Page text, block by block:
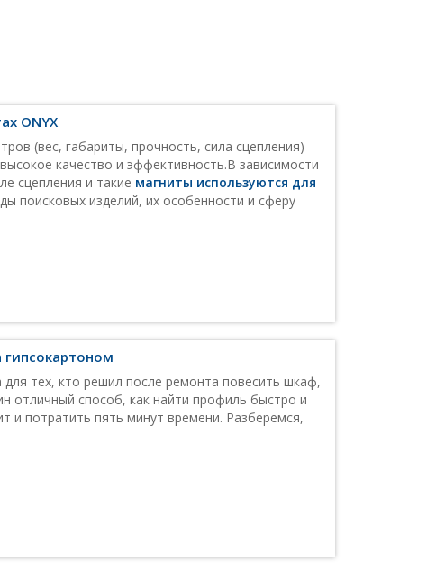
ONYX
(вес, габариты, прочность, сила сцепления)
качество и эффективность.В зависимости
сцепления и такие магниты используются для
поисковых изделий, их особенности и сферу
тех, кто решил после ремонта повесить шкаф,
отличный способ, как найти профиль быстро и
и потратить пять минут времени. Разберемся,